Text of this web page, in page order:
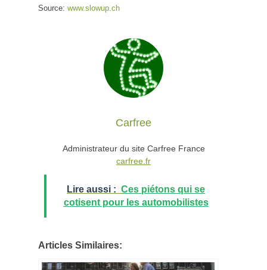
Source: www.slowup.ch
Carfree
Administrateur du site Carfree France
carfree.fr
Lire aussi : Ces piétons qui se
cotisent pour les automobilistes
Articles Similaires: